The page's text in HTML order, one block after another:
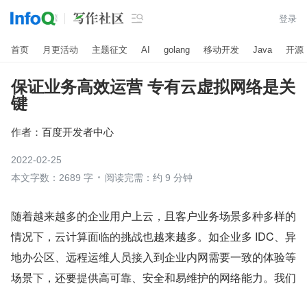
 登录
首页 月更活动 主题征文 AI golang 移动开发 Java 开源
保证业务高效运营 专有云虚拟网络是关
键
作者： 百度开发者中心
2022-02-25
本文字数：2689 字
阅读完需：约 9 分钟
随着越来越多的企业用户上云，且客户业务场景多种多样的
情况下，云计算面临的挑战也越来越多。如企业多 IDC、异
地办公区、远程运维人员接入到企业内网需要一致的体验等
场景下，还要提供高可靠、安全和易维护的网络能力。我们